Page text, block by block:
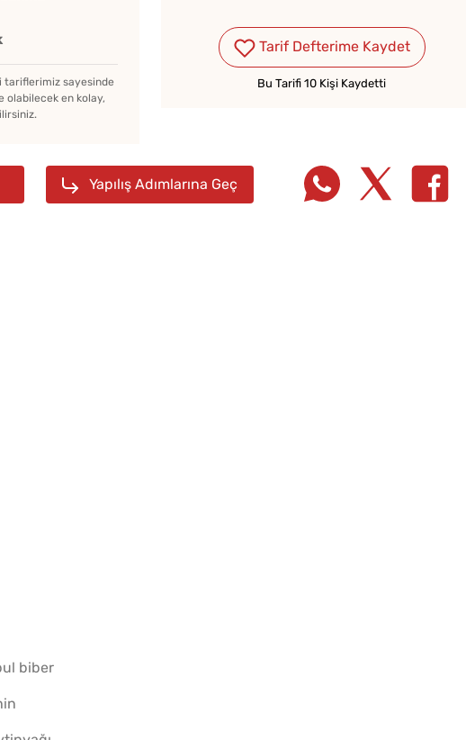
tariflerimiz sayesinde
olabilecek en kolay,
Tarif Defterime Kaydet
Bu Tarifi 10 Kişi Kaydetti
Yapılış Adımlarına Geç
Bayat Ekmeği Saniyeler
İçinde Taze Hale Getiren
Otu Konur Mu?
Tarifi
biber